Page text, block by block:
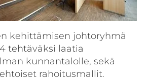
kehittämisen johtoryhmä
tehtäväksi laatia
kunnantalolle, sekä
rahoitusmallit.